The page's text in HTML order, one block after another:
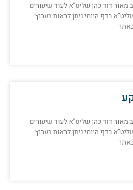
דוד כהן שליט”א לעוד שיעורים
בדף היומי ניתן לראות בערוץ
דוד כהן שליט”א לעוד שיעורים
בדף היומי ניתן לראות בערוץ